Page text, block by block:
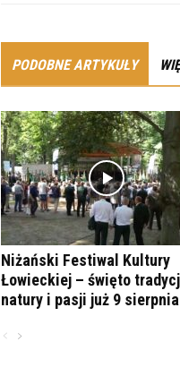
PODOBNE ARTYKUŁY
Niżański Festiwal Kultury
Łowieckiej – święto
natury i pasji już 9 sierpnia